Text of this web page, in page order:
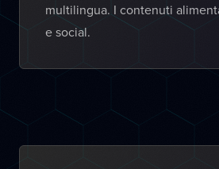
multilingua. I contenuti
e social.